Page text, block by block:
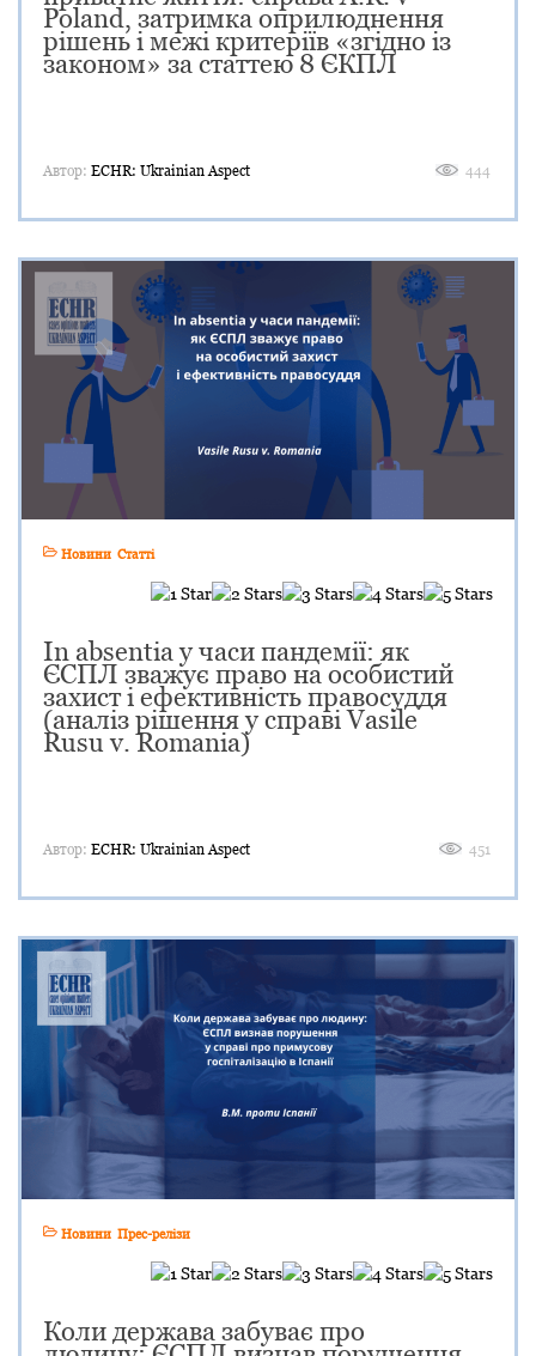
Poland, затримка оприлюднення
рішень і межі критеріїв «згідно із
законом» за статтею 8 ЄКПЛ
Автор: ECHR: Ukrainian Aspect 444
Новини Статті
In absentia у часи пандемії: як
ЄСПЛ зважує право на особистий
захист і ефективність правосуддя
(аналіз рішення у справі Vasile
Rusu v. Romania)
Автор: ECHR: Ukrainian Aspect 451
Новини Прес-релізи
Коли держава забуває про